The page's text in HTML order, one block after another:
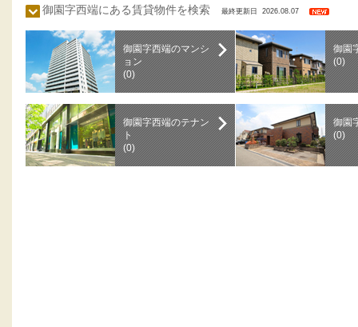
御園字西端にある賃貸物件を検索 最終更新日 2026.08.07
御園字西端のマンシ
ョン
(0)
御園
(0)
御園字西端のテナン
ト
(0)
御園
(0)